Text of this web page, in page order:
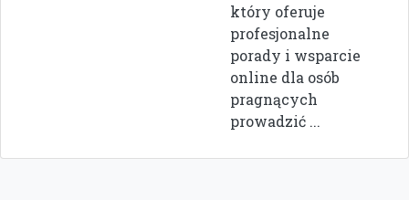
który oferuje
profesjonalne
porady i wsparcie
online dla osób
pragnących
prowadzić ...